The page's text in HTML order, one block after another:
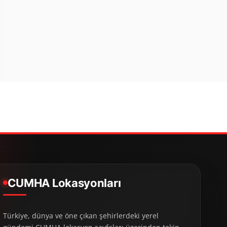
CUMHA Lokasyonları
Türkiye, dünya ve öne çıkan şehirlerdeki yerel